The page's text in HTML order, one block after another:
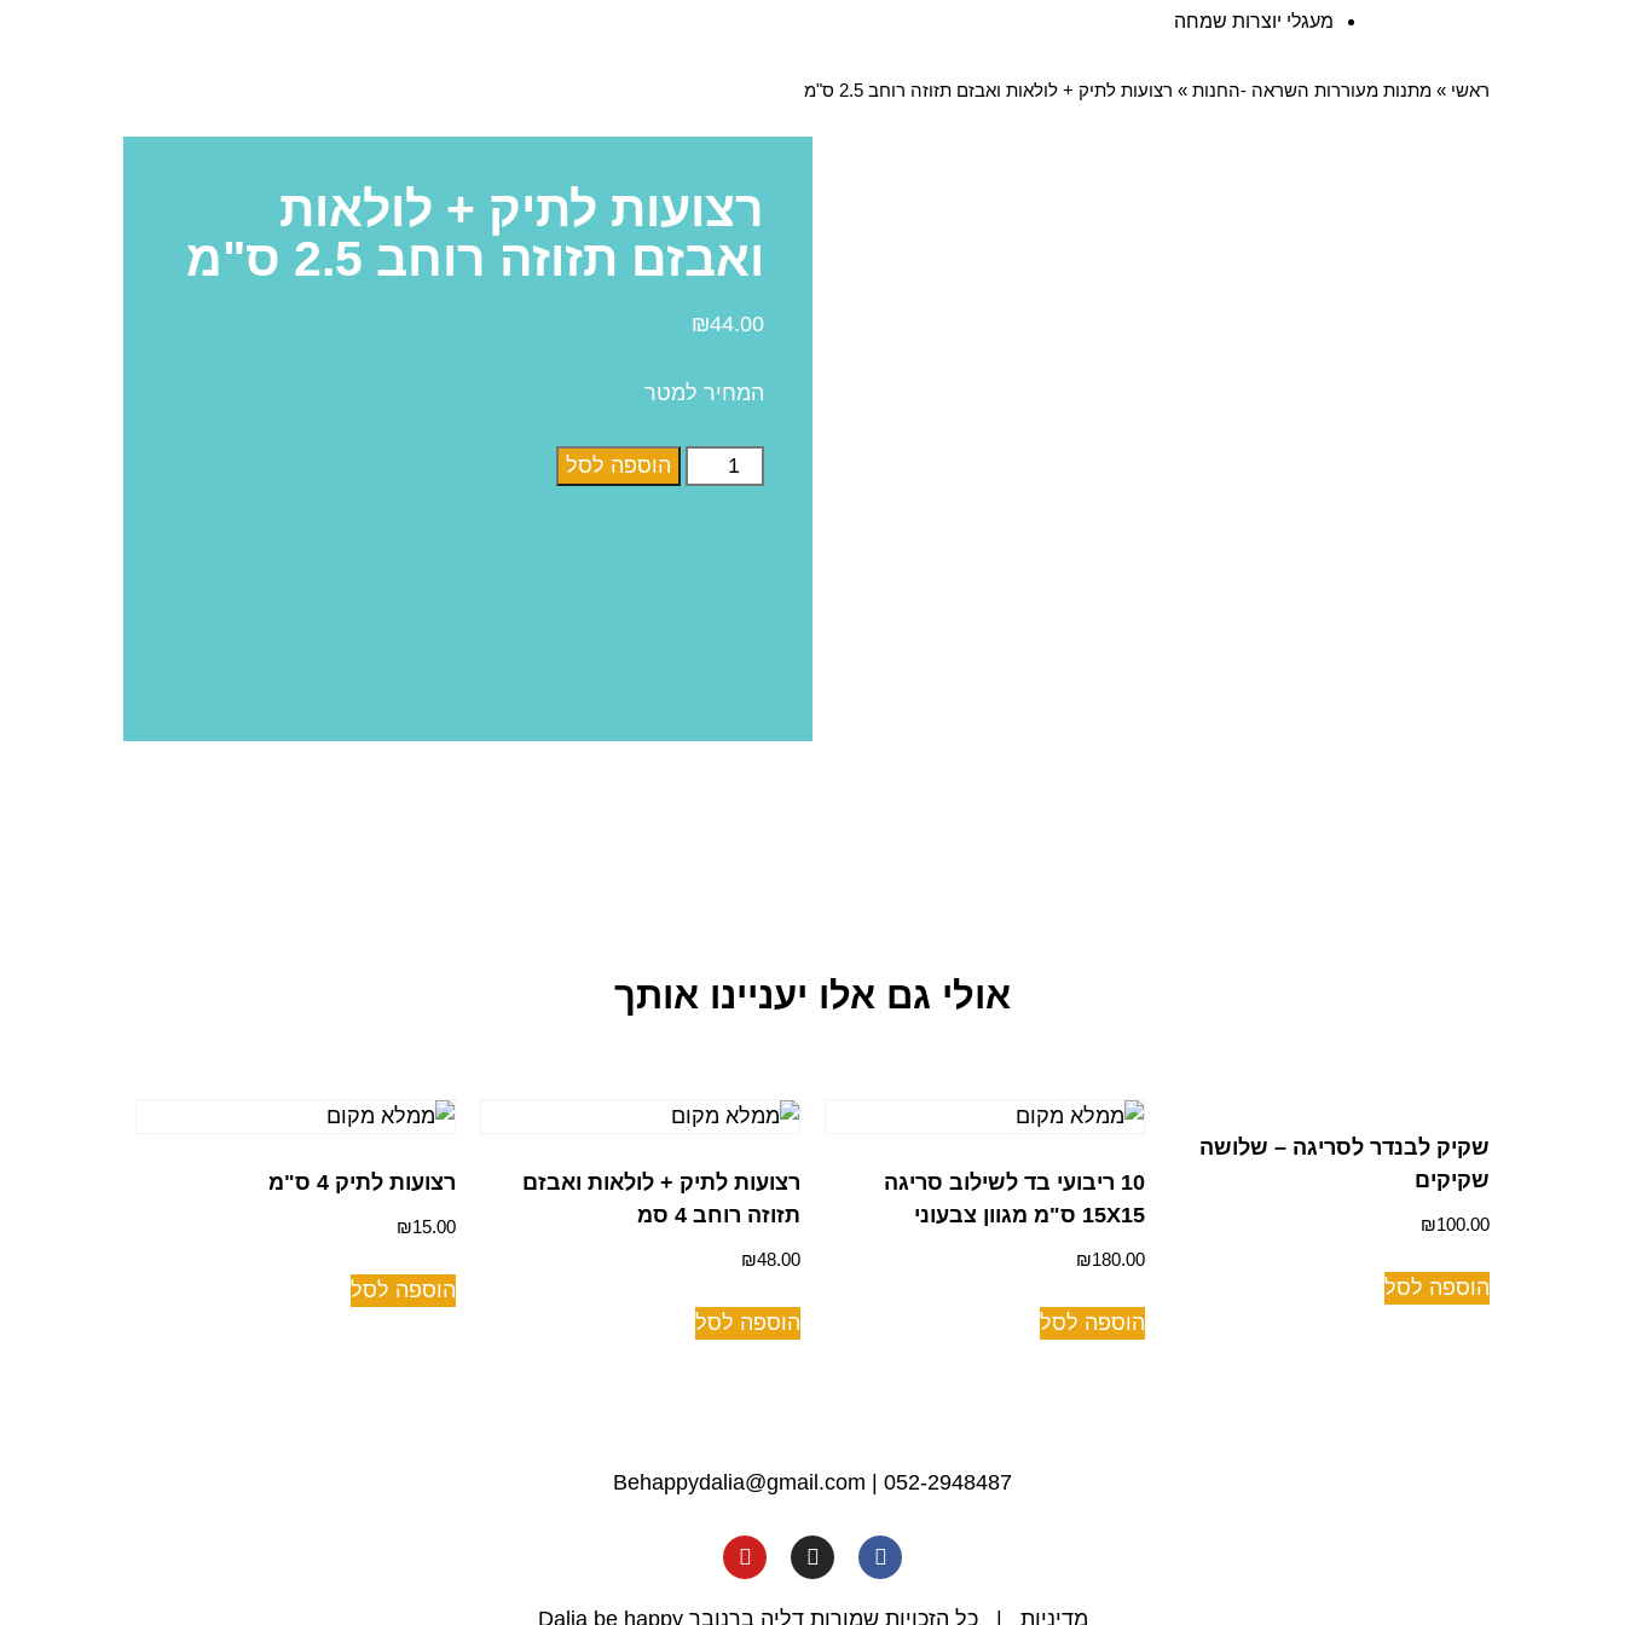
מעגלי יוצרות שמחה
ראשי » מתנות מעוררות השראה -החנות » רצועות לתיק + לולאות ואבזם תזוזה רוחב 2.5 ס"מ
רצועות לתיק + לולאות
ואבזם תזוזה רוחב 2.5 ס"מ
₪44.00
המחיר למטר
הוספה לסל
אולי גם אלו יעניינו אותך
שקיק לבנדר לסריגה – שלושה
שקיקים
₪100.00
הוספה לסל
10 ריבועי בד לשילוב סריגה
15X15 ס"מ מגוון צבעוני
₪180.00
הוספה לסל
רצועות לתיק + לולאות ואבזם
תזוזה רוחב 4 סמ
₪48.00
הוספה לסל
רצועות לתיק 4 ס"מ
₪15.00
הוספה לסל
Behappydalia@gmail.com | 052-2948487
מדיניות | כל הזכויות שמורות דליה ברנובר Dalia be happy